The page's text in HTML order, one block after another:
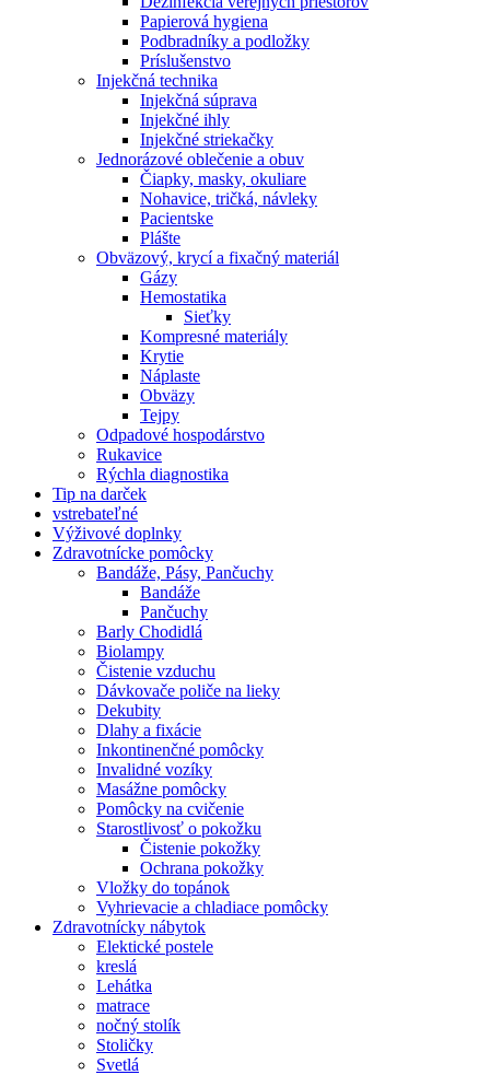
Papierová hygiena
Podbradníky a podložky
Príslušenstvo
Injekčná technika
Injekčná súprava
Injekčné ihly
Injekčné striekačky
Jednorázové oblečenie a obuv
Čiapky, masky, okuliare
Nohavice, tričká, návleky
Pacientske
Plášte
Obväzový, krycí a fixačný materiál
Gázy
Hemostatika
Sieťky
Kompresné materiály
Krytie
Náplaste
Obväzy
Tejpy
Odpadové hospodárstvo
Rukavice
Rýchla diagnostika
Tip na darček
vstrebateľné
Výživové doplnky
Zdravotnícke pomôcky
Bandáže, Pásy, Pančuchy
Bandáže
Pančuchy
Barly Chodidlá
Biolampy
Čistenie vzduchu
Dávkovače poliče na lieky
Dekubity
Dlahy a fixácie
Inkontinenčné pomôcky
Invalidné vozíky
Masážne pomôcky
Pomôcky na cvičenie
Starostlivosť o pokožku
Čistenie pokožky
Ochrana pokožky
Vložky do topánok
Vyhrievacie a chladiace pomôcky
Zdravotnícky nábytok
Elektické postele
kreslá
Lehátka
matrace
nočný stolík
Stoličky
Svetlá